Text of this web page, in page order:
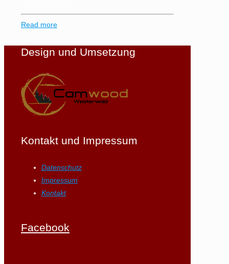
Read more
Design und Umsetzung
Kontakt und Impressum
Datenschutz
Impressum
Kontakt
Facebook